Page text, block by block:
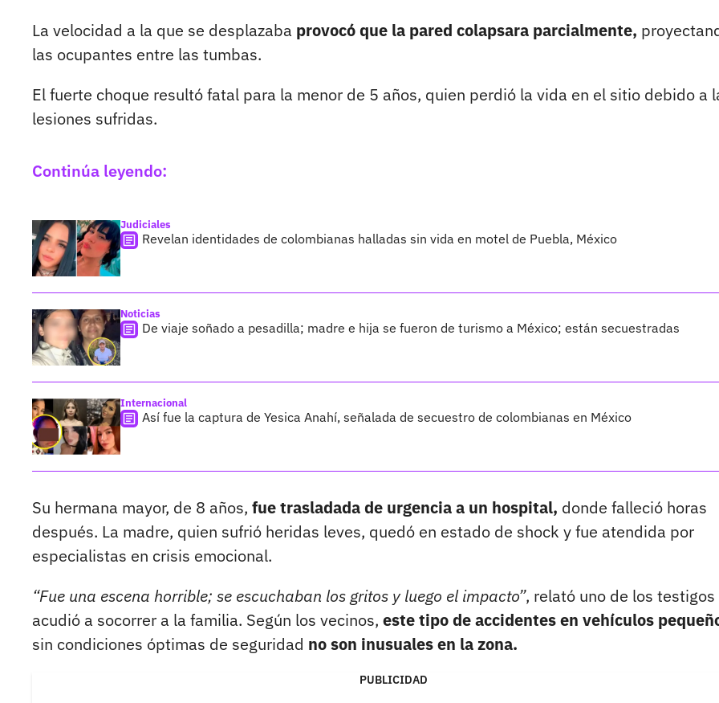
La velocidad a la que se desplazaba provocó que la pared colapsara parcialmente,
las ocupantes entre las tumbas.
El fuerte choque resultó fatal para la menor de 5 años, quien perdió la vida en el sitio debido a
lesiones sufridas.
Continúa leyendo:
Judiciales
Revelan identidades de colombianas halladas sin vida en motel de Puebla, México
Noticias
De viaje soñado a pesadilla; madre e hija se fueron de turismo a México; están secuestradas
Internacional
Así fue la captura de Yesica Anahí, señalada de secuestro de colombianas en México
Su hermana mayor, de 8 años, fue trasladada de urgencia a un hospital, donde falleció horas
después. La madre, quien sufrió heridas leves, quedó en estado de shock y fue atendida por
especialistas en crisis emocional.
“Fue una escena horrible; se escuchaban los gritos y luego el impacto”, relató uno de los testigos
acudió a socorrer a la familia. Según los vecinos, este tipo de accidentes en vehículos
sin condiciones óptimas de seguridad no son inusuales en la zona.
PUBLICIDAD